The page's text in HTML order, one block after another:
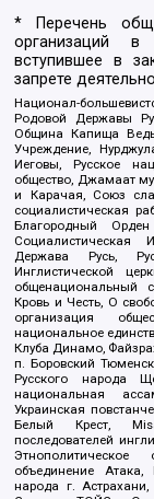
* Перечень
организаций
вступившее в
запрете
Национал-
Родовой Державы
Община Капища
Учреждение,
Иеговы, Русское
общество, Джамаат
и Карачая, Союз
социалистическая
Благородный
Социалистическая
Держава Русь,
Инглистической
общенациональный
Кровь и Честь, О
организация
национальное
Клуба Динамо,
п. Боровский
Русского народа
национальная
Украинская
Белый Крест,
последователей
объединение
народа г.